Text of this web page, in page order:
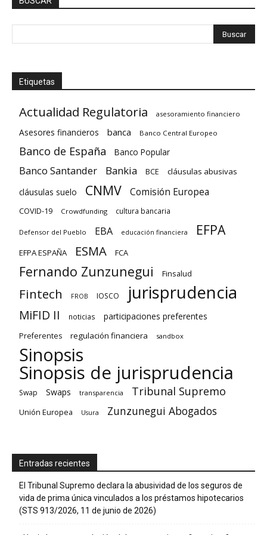
Etiquetas
Actualidad Regulatoria asesoramiento financiero
Asesores financieros banca Banco Central Europeo
Banco de España Banco Popular
Banco Santander Bankia BCE cláusulas abusivas
cláusulas suelo CNMV Comisión Europea
COVID-19 Crowdfunding cultura bancaria
Defensor del Pueblo EBA educación financiera EFPA
EFPA ESPAÑA ESMA FCA
Fernando Zunzunegui Finsalud
Fintech FROB IOSCO jurisprudencia
MiFID II noticias participaciones preferentes
Preferentes regulación financiera sandbox
Sinopsis
Sinopsis de jurisprudencia
Swap Swaps transparencia Tribunal Supremo
Unión Europea Usura Zunzunegui Abogados
Entradas recientes
El Tribunal Supremo declara la abusividad de los seguros de
vida de prima única vinculados a los préstamos hipotecarios
(STS 913/2026, 11 de junio de 2026)